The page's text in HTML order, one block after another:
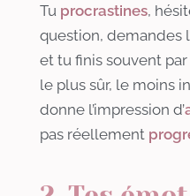
Tu procrastines,
question, demandes
et tu finis souvent
le plus sûr, le moins
donne l’impression d’
pas réellement